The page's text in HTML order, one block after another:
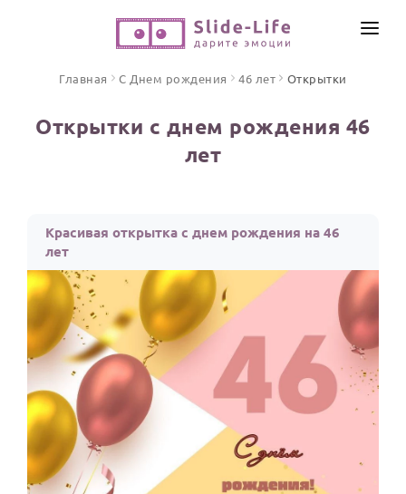
Открытки
Стихи и тексты
ПРАЗДНИКИ
С Днем рождения
Юбилей
Свадьба
Годовщина свадьбы
Календарь праздников
ИНСТРУМЕНТЫ
ОТЗЫВЫ
Главная С Днем рождения 46 лет Открытки
Открытки с днем рождения 46
лет
Красивая открытка с днем рождения на 46
лет